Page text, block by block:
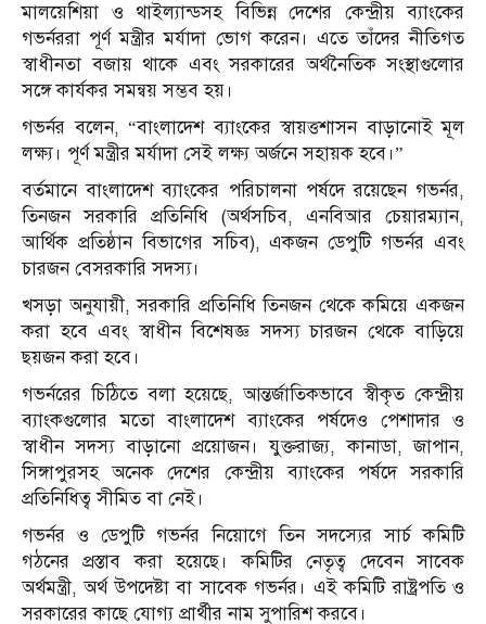
মালয়েশিয়া ও থাইল্যান্ডসহ বিভিন্ন দেশের কেন্দ্রীয় ব্যাংকের
গভর্নররা পূর্ণ মন্ত্রীর মর্যাদা ভোগ করেন। এতে তাঁদের নীতিগত
স্বাধীনতা বজায় থাকে এবং সরকারের অর্থনৈতিক সংস্থাগুলোর
সঙ্গে কার্যকর সমন্বয় সম্ভব হয়।
গভর্নর বলেন, “বাংলাদেশ ব্যাংকের স্বায়ত্তশাসন বাড়ানোই মূল
লক্ষ্য। পূর্ণ মন্ত্রীর মর্যাদা সেই লক্ষ্য অর্জনে সহায়ক হবে।”
বর্তমানে বাংলাদেশ ব্যাংকের পরিচালনা পর্ষদে রয়েছেন গভর্নর,
তিনজন সরকারি প্রতিনিধি (অর্থসচিব, এনবিআর চেয়ারম্যান,
আর্থিক প্রতিষ্ঠান বিভাগের সচিব), একজন ডেপুটি গভর্নর এবং
চারজন বেসরকারি সদস্য।
খসড়া অনুযায়ী, সরকারি প্রতিনিধি তিনজন থেকে কমিয়ে একজন
করা হবে এবং স্বাধীন বিশেষজ্ঞ সদস্য চারজন থেকে বাড়িয়ে
ছয়জন করা হবে।
গভর্নরের চিঠিতে বলা হয়েছে, আন্তর্জাতিকভাবে স্বীকৃত কেন্দ্রীয়
ব্যাংকগুলোর মতো বাংলাদেশ ব্যাংকের পর্ষদেও পেশাদার ও
স্বাধীন সদস্য বাড়ানো প্রয়োজন। যুক্তরাজ্য, কানাডা, জাপান,
সিঙ্গাপুরসহ অনেক দেশের কেন্দ্রীয় ব্যাংকের পর্ষদে সরকারি
প্রতিনিধিত্ব সীমিত বা নেই।
গভর্নর ও ডেপুটি গভর্নর নিয়োগে তিন সদস্যের সার্চ কমিটি
গঠনের প্রস্তাব করা হয়েছে। কমিটির নেতৃত্ব দেবেন সাবেক
অর্থমন্ত্রী, অর্থ উপদেষ্টা বা সাবেক গভর্নর। এই কমিটি রাষ্ট্রপতি ও
সরকারের কাছে যোগ্য প্রার্থীর নাম সুপারিশ করবে।